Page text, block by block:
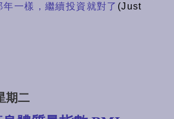
一樣，繼續投資就對了 (Just
期二